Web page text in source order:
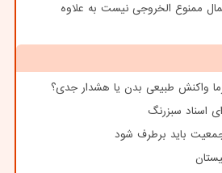
ممنوع الخروجی نیست به علاوه
واکنش طبیعی بدن یا هشدار جدی؟
اسناد سبزرنگ
جمعیت باید برطرف شود